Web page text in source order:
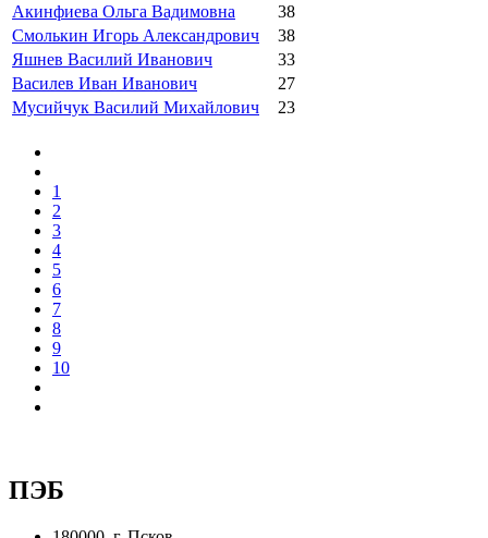
Акинфиева Ольга Вадимовна
38
Смолькин Игорь Александрович
38
Яшнев Василий Иванович
33
Василев Иван Иванович
27
Мусийчук Василий Михайлович
23
1
2
3
4
5
6
7
8
9
10
ПЭБ